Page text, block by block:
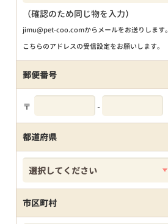
（確認のため同じ物を入力）
jimu@pet-coo.comからメールをお送りします。
こちらのアドレスの受信設定をお願いします。
郵便番号
〒 -
都道府県
市区町村